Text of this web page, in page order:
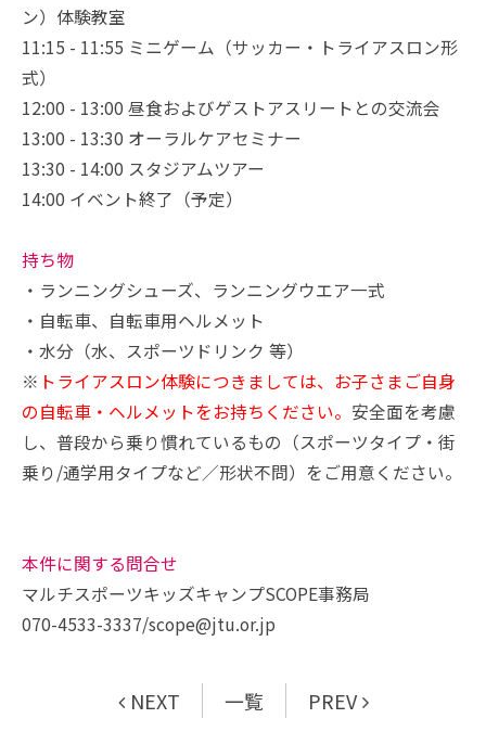
ン）体験教室
11:15 - 11:55 ミニゲーム（サッカー・トライアスロン形
式）
12:00 - 13:00 昼食およびゲストアスリートとの交流会
13:00 - 13:30 オーラルケアセミナー
13:30 - 14:00 スタジアムツアー
14:00 イベント終了（予定）
持ち物
・ランニングシューズ、ランニングウエア一式
・自転車、自転車用ヘルメット
・水分（水、スポーツドリンク 等）
※ トライアスロン体験につきましては、お子さまご自身
の自転車・ヘルメットをお持ちください。 安全面を考慮
し、普段から乗り慣れているもの（スポーツタイプ・街
乗り/通学用タイプなど／形状不問）をご用意ください。
本件に関する問合せ
マルチスポーツキッズキャンプSCOPE事務局
070-4533-3337/scope@jtu.or.jp
NEXT 一覧 PREV